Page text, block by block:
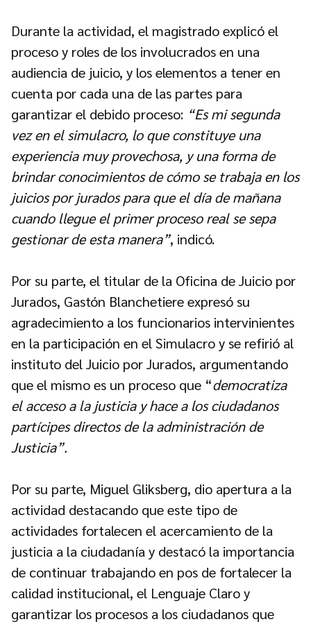
Durante la actividad, el magistrado explicó el
proceso y roles de los involucrados en una
audiencia de juicio, y los elementos a tener en
cuenta por cada una de las partes para
garantizar el debido proceso: “Es mi segunda
vez en el simulacro, lo que constituye una
experiencia muy provechosa, y una forma de
brindar conocimientos de cómo se trabaja en los
juicios por jurados para que el día de mañana
cuando llegue el primer proceso real se sepa
gestionar de esta manera”, indicó.
Por su parte, el titular de la Oficina de Juicio por
Jurados, Gastón Blanchetiere expresó su
agradecimiento a los funcionarios intervinientes
en la participación en el Simulacro y se refirió al
instituto del Juicio por Jurados, argumentando
que el mismo es un proceso que “democratiza
el acceso a la justicia y hace a los ciudadanos
partícipes directos de la administración de
Justicia”.
Por su parte, Miguel Gliksberg, dio apertura a la
actividad destacando que este tipo de
actividades fortalecen el acercamiento de la
justicia a la ciudadanía y destacó la importancia
de continuar trabajando en pos de fortalecer la
calidad institucional, el Lenguaje Claro y
garantizar los procesos a los ciudadanos que